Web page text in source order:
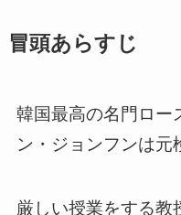
冒頭あらすじ
韓国最高の名門ロー
ン・ジョンフンは元
厳しい授業をする教